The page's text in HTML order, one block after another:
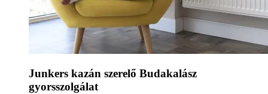
Junkers kazán szerelő Budakalász
gyorsszolgálat